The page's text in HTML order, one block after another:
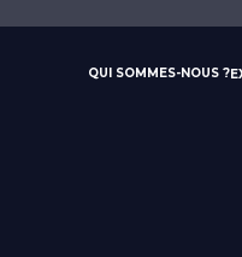
QUI SOMMES-NOUS ?